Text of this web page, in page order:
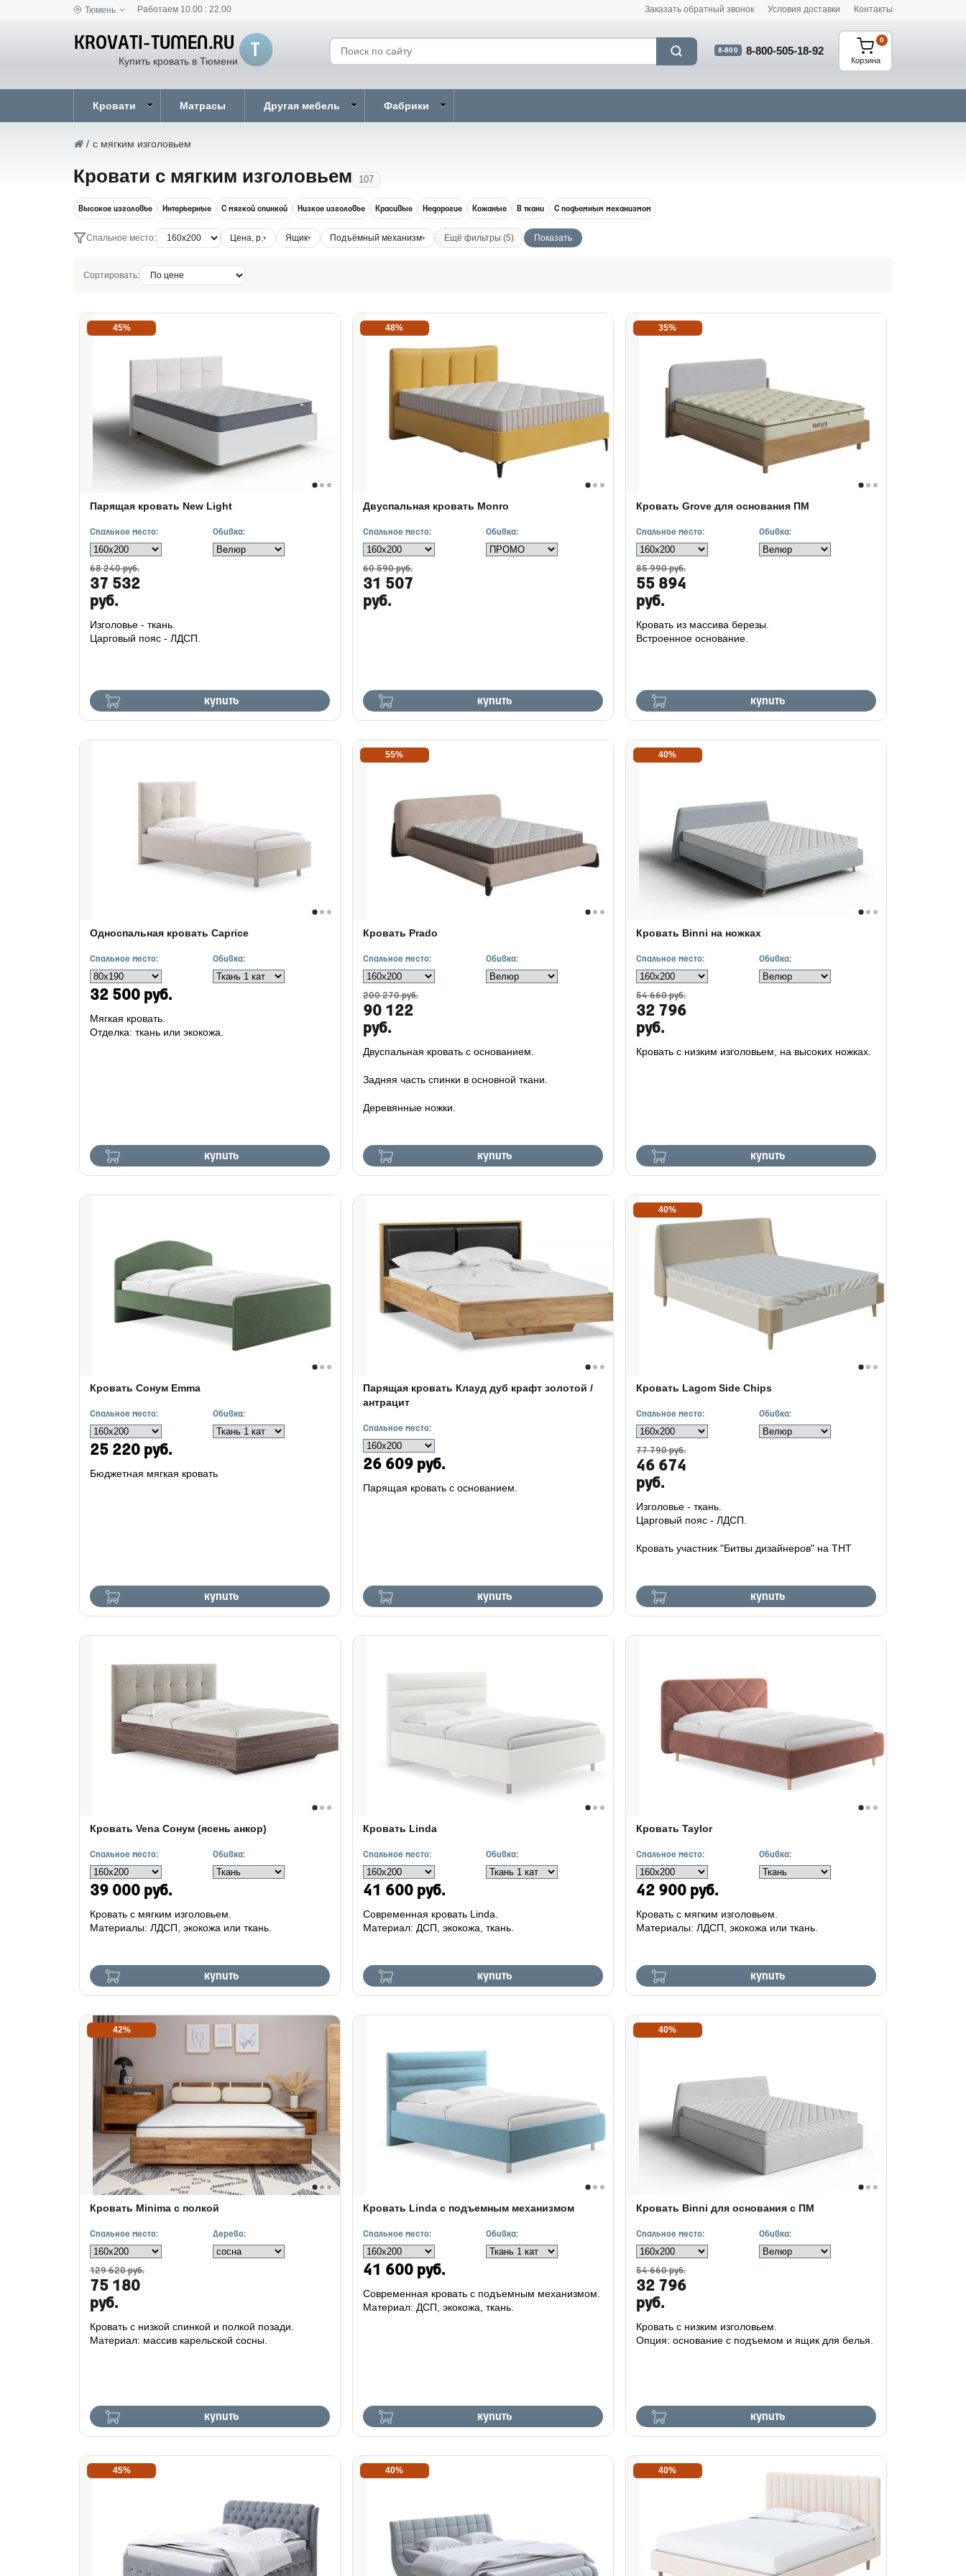
Тюмень Работаем 10.00 : 22.00 Заказать обратный звонок Условия доставки Контакты
Купить кровать в Тюмени
8-800 8-800-505-18-92
Корзина
0
Кровати Матрасы Другая мебель Фабрики
/ с мягким изголовьем
Кровати с мягким изголовьем 107
Высокое изголовье Интерьерные С мягкой спинкой Низкое изголовье Красивые Недорогие Кожаные В ткани С подъемным механизмом
Спальное место: Цена, р. Ящик Подъёмный механизм Ещё фильтры (5)
Сортировать:
45%
Парящая кровать New Light
Спальное место: Обивка:
68 240 руб.
37 532
руб.
купить
Изголовье - ткань.
Царговый пояс - ЛДСП.
48%
Двуспальная кровать Monro
Спальное место: Обивка:
60 590 руб.
31 507
руб.
купить
35%
Кровать Grove для основания ПМ
Спальное место: Обивка:
85 990 руб.
55 894
руб.
купить
Кровать из массива березы.
Встроенное основание.
Односпальная кровать Caprice
Спальное место: Обивка:
32 500 руб.
купить
Мягкая кровать.
Отделка: ткань или экокожа.
55%
Кровать Prado
Спальное место: Обивка:
200 270 руб.
90 122
руб.
купить
Двуспальная кровать с основанием.
Задняя часть спинки в основной ткани.
Деревянные ножки.
40%
Кровать Binni на ножках
Спальное место: Обивка:
54 660 руб.
32 796
руб.
купить
Кровать с низким изголовьем, на высоких ножках.
Кровать Сонум Emma
Спальное место: Обивка:
25 220 руб.
купить
Бюджетная мягкая кровать
Парящая кровать Клауд дуб крафт золотой /
антрацит
Спальное место:
26 609 руб.
купить
Парящая кровать с основанием.
40%
Кровать Lagom Side Chips
Спальное место: Обивка:
77 790 руб.
46 674
руб.
купить
Изголовье - ткань.
Царговый пояс - ЛДСП.
Кровать участник "Битвы дизайнеров" на ТНТ
Кровать Vena Сонум (ясень анкор)
Спальное место: Обивка:
39 000 руб.
купить
Кровать с мягким изголовьем.
Материалы: ЛДСП, экокожа или ткань.
Кровать Linda
Спальное место: Обивка:
41 600 руб.
купить
Современная кровать Linda.
Материал: ДСП, экокожа, ткань.
Кровать Taylor
Спальное место: Обивка:
42 900 руб.
купить
Кровать с мягким изголовьем.
Материалы: ЛДСП, экокожа или ткань.
42%
Кровать Minima с полкой
Спальное место: Дерево:
129 620 руб.
75 180
руб.
купить
Кровать с низкой спинкой и полкой позади.
Материал: массив карельской сосны.
Кровать Linda с подъемным механизмом
Спальное место: Обивка:
41 600 руб.
купить
Современная кровать с подъемным механизмом.
Материал: ДСП, экокожа, ткань.
40%
Кровать Binni для основания с ПМ
Спальное место: Обивка:
54 660 руб.
32 796
руб.
купить
Кровать с низким изголовьем.
Опция: основание с подъемом и ящик для белья.
45% 40% 40%